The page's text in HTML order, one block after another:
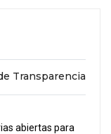
Transparencia
abiertas para